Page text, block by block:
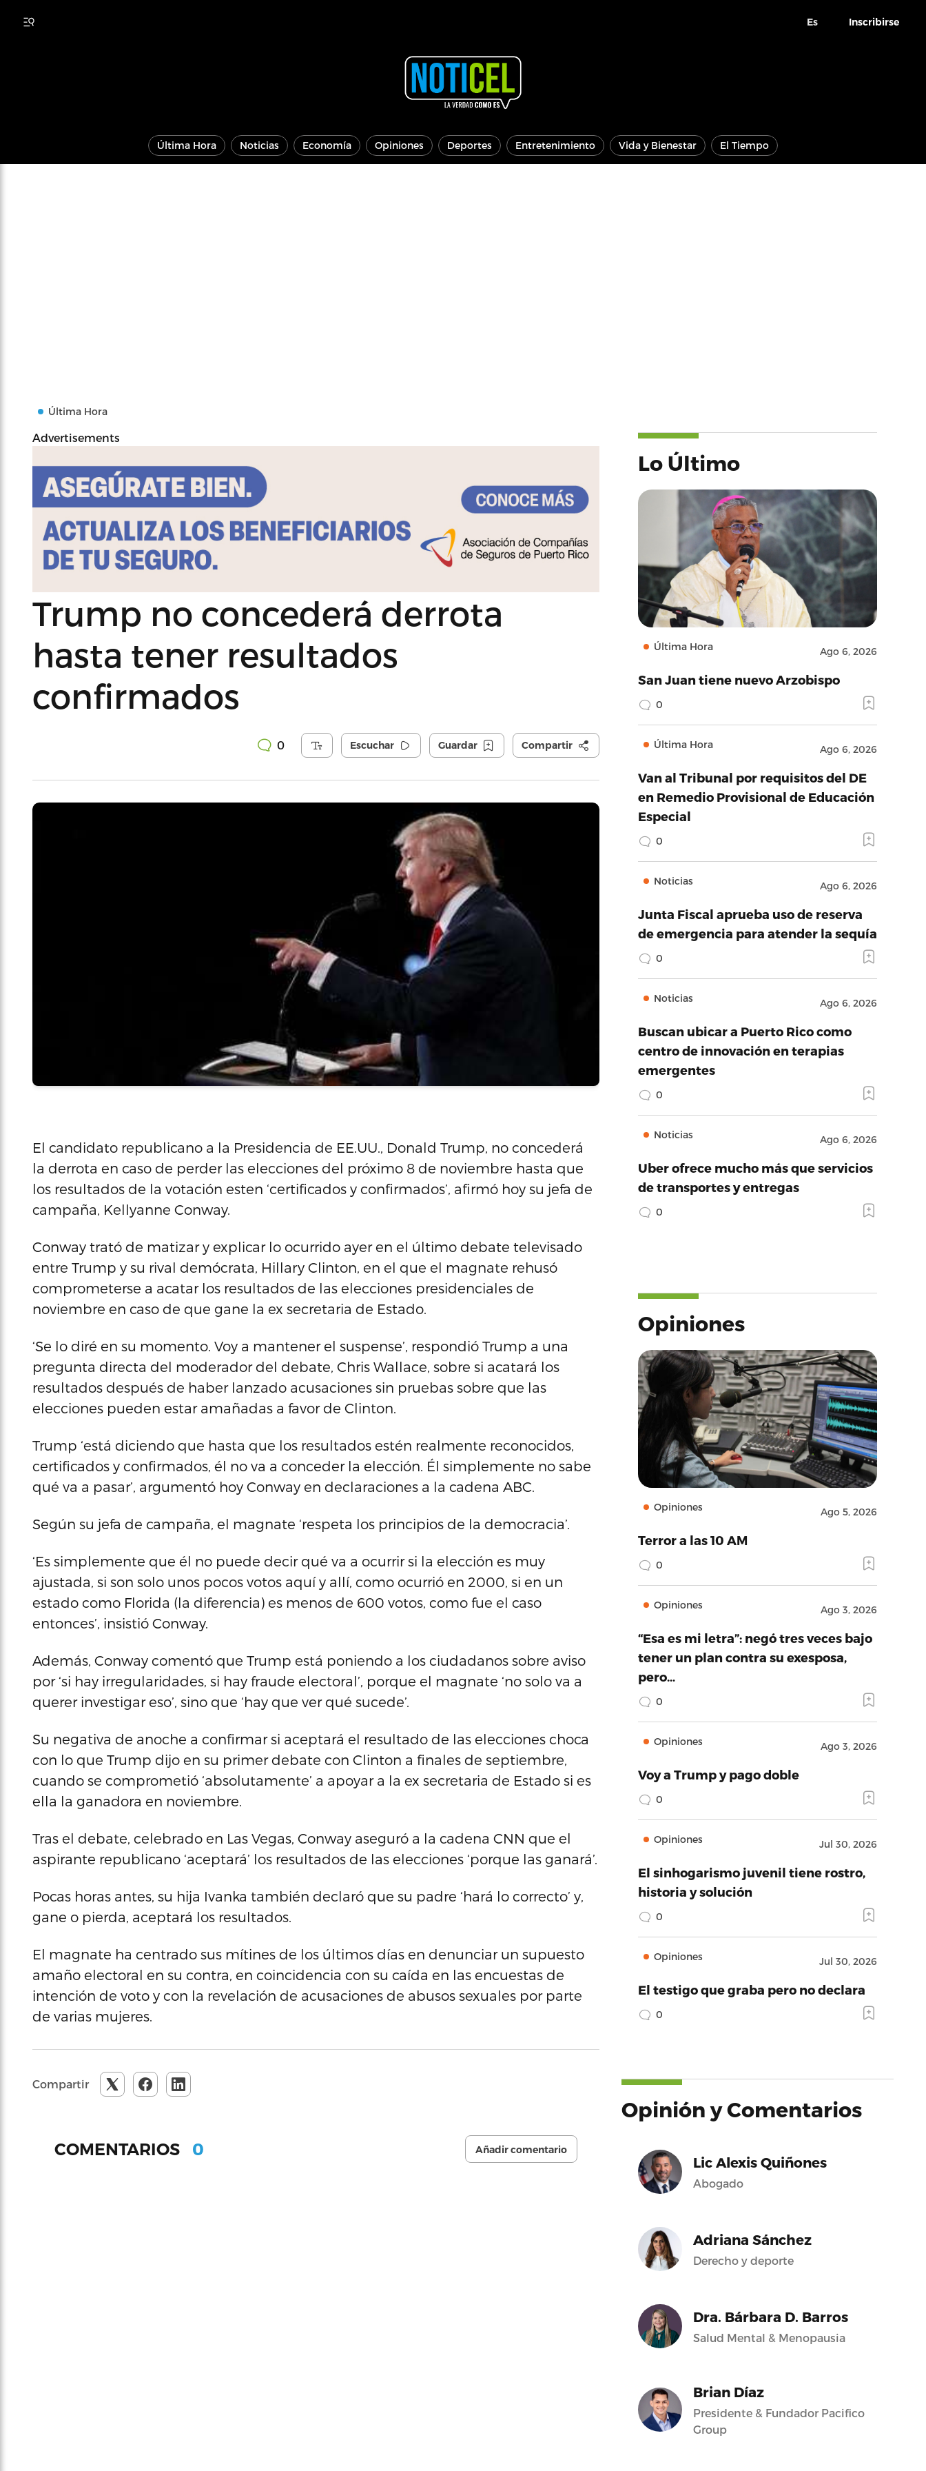
Es Inscribirse
Última Hora Noticias Economía Opiniones Deportes Entretenimiento Vida y Bienestar El Tiempo
Última Hora
Advertisements
Trump no concederá derrota
hasta tener resultados
confirmados
0 Escuchar Guardar Compartir
El candidato republicano a la Presidencia de EE.UU., Donald Trump, no concederá
la derrota en caso de perder las elecciones del próximo 8 de noviembre hasta que
los resultados de la votación esten ‘certificados y confirmados’, afirmó hoy su jefa de
campaña, Kellyanne Conway.
Conway trató de matizar y explicar lo ocurrido ayer en el último debate televisado
entre Trump y su rival demócrata, Hillary Clinton, en el que el magnate rehusó
comprometerse a acatar los resultados de las elecciones presidenciales de
noviembre en caso de que gane la ex secretaria de Estado.
‘Se lo diré en su momento. Voy a mantener el suspense’, respondió Trump a una
pregunta directa del moderador del debate, Chris Wallace, sobre si acatará los
resultados después de haber lanzado acusaciones sin pruebas sobre que las
elecciones pueden estar amañadas a favor de Clinton.
Trump ‘está diciendo que hasta que los resultados estén realmente reconocidos,
certificados y confirmados, él no va a conceder la elección. Él simplemente no sabe
qué va a pasar’, argumentó hoy Conway en declaraciones a la cadena ABC.
Según su jefa de campaña, el magnate ‘respeta los principios de la democracia’.
‘Es simplemente que él no puede decir qué va a ocurrir si la elección es muy
ajustada, si son solo unos pocos votos aquí y allí, como ocurrió en 2000, si en un
estado como Florida (la diferencia) es menos de 600 votos, como fue el caso
entonces’, insistió Conway.
Además, Conway comentó que Trump está poniendo a los ciudadanos sobre aviso
por ‘si hay irregularidades, si hay fraude electoral’, porque el magnate ‘no solo va a
querer investigar eso’, sino que ‘hay que ver qué sucede’.
Su negativa de anoche a confirmar si aceptará el resultado de las elecciones choca
con lo que Trump dijo en su primer debate con Clinton a finales de septiembre,
cuando se comprometió ‘absolutamente’ a apoyar a la ex secretaria de Estado si es
ella la ganadora en noviembre.
Tras el debate, celebrado en Las Vegas, Conway aseguró a la cadena CNN que el
aspirante republicano ‘aceptará’ los resultados de las elecciones ‘porque las ganará’.
Pocas horas antes, su hija Ivanka también declaró que su padre ‘hará lo correcto’ y,
gane o pierda, aceptará los resultados.
El magnate ha centrado sus mítines de los últimos días en denunciar un supuesto
amaño electoral en su contra, en coincidencia con su caída en las encuestas de
intención de voto y con la revelación de acusaciones de abusos sexuales por parte
de varias mujeres.
Compartir
COMENTARIOS 0 Añadir comentario
Lo Último
Última Hora Ago 6, 2026
San Juan tiene nuevo Arzobispo
0
Última Hora Ago 6, 2026
Van al Tribunal por requisitos del DE
en Remedio Provisional de Educación
Especial
0
Noticias Ago 6, 2026
Junta Fiscal aprueba uso de reserva
de emergencia para atender la sequía
0
Noticias Ago 6, 2026
Buscan ubicar a Puerto Rico como
centro de innovación en terapias
emergentes
0
Noticias Ago 6, 2026
Uber ofrece mucho más que servicios
de transportes y entregas
0
Opiniones
Opiniones Ago 5, 2026
Terror a las 10 AM
0
Opiniones Ago 3, 2026
“Esa es mi letra”: negó tres veces bajo
tener un plan contra su exesposa,
pero…
0
Opiniones Ago 3, 2026
Voy a Trump y pago doble
0
Opiniones Jul 30, 2026
El sinhogarismo juvenil tiene rostro,
historia y solución
0
Opiniones Jul 30, 2026
El testigo que graba pero no declara
0
Opinión y Comentarios
Lic Alexis Quiñones
Abogado
Adriana Sánchez
Derecho y deporte
Dra. Bárbara D. Barros
Salud Mental & Menopausia
Brian Díaz
Presidente & Fundador Pacifico
Group